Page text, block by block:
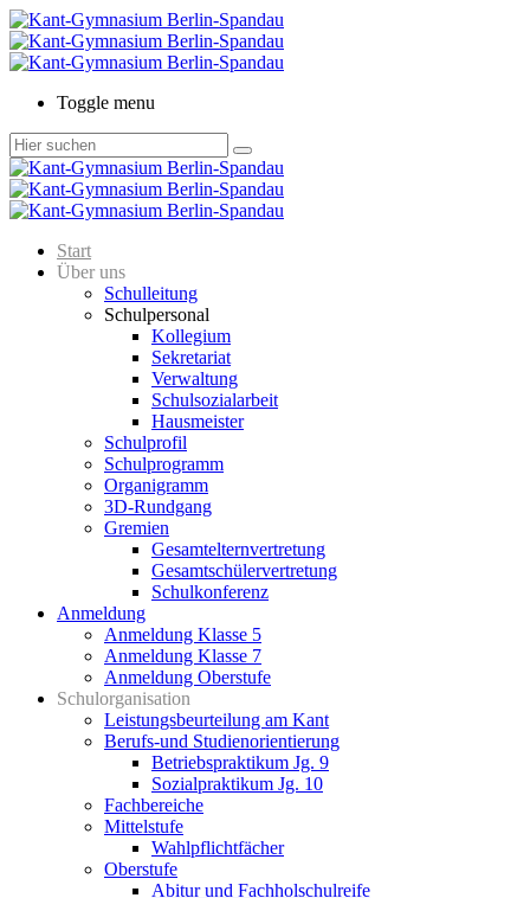
Toggle menu
Start
Über uns
Schulleitung
Schulpersonal
Kollegium
Sekretariat
Verwaltung
Schulsozialarbeit
Hausmeister
Schulprofil
Schulprogramm
Organigramm
3D-Rundgang
Gremien
Gesamtelternvertretung
Gesamtschülervertretung
Schulkonferenz
Anmeldung
Anmeldung Klasse 5
Anmeldung Klasse 7
Anmeldung Oberstufe
Schulorganisation
Leistungsbeurteilung am Kant
Berufs-und Studienorientierung
Betriebspraktikum Jg. 9
Sozialpraktikum Jg. 10
Fachbereiche
Mittelstufe
Wahlpflichtfächer
Oberstufe
Abitur und Fachholschulreife